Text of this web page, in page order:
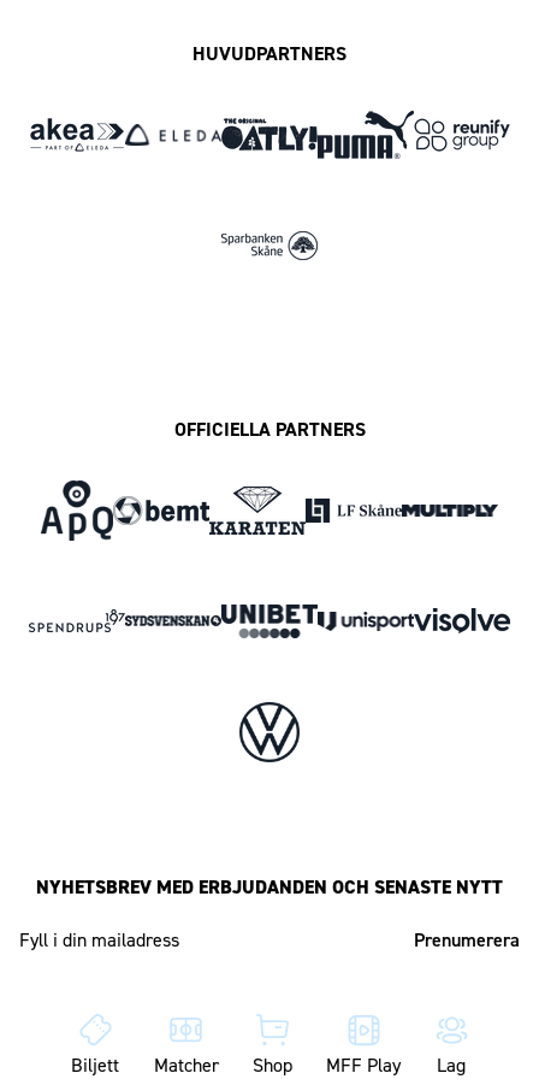
HUVUDPARTNERS
OFFICIELLA PARTNERS
NYHETSBREV MED ERBJUDANDEN OCH SENASTE NYTT
Biljett Matcher Shop MFF Play Lag